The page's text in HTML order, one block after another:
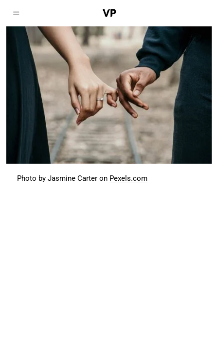
Photo by Jasmine Carter on Pexels.com